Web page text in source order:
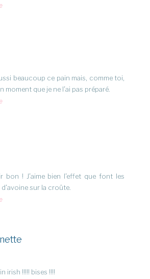
beaucoup ce pain mais, comme toi,
moment que je ne l’ai pas préparé.
bon ! J’aime bien l’effet que font les
sur la croûte.
irish !!!!! bises !!!!